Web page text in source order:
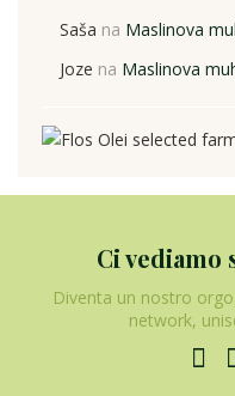
Saša na Maslinova
Joze na Maslinova
Ci
Diventa un nostro
network,